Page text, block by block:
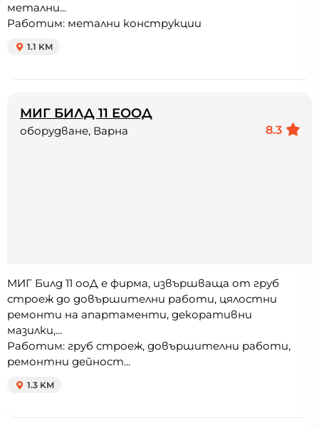
метални...
Работим: метални конструкции
1.1 KM
МИГ БИЛД 11 ЕООД
8.3
оборудване, Варна
МИГ Билд 11 ооД е фирма, извършваща от груб
строеж до довършителни работи, цялостни
ремонти на апартаменти, декоративни
мазилки,...
Работим: груб строеж, довършителни работи,
ремонтни дейност...
1.3 KM